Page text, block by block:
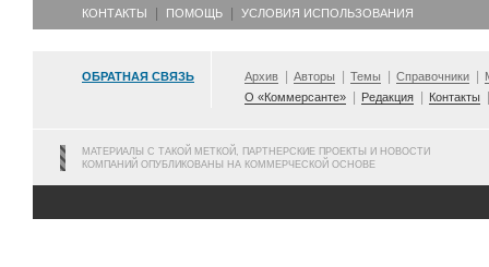
КОНТАКТЫ ПОМОЩЬ УСЛОВИЯ ИСПОЛЬЗОВАНИЯ
ОБРАТНАЯ СВЯЗЬ Архив Авторы Темы Справочники
О «Коммерсанте»
Редакция Контакты
МАТЕРИАЛЫ С ТАКОЙ МЕТКОЙ, ПАРТНЕРСКИЕ ПРОЕКТЫ И НОВОСТИ
КОМПАНИЙ ОПУБЛИКОВАНЫ НА КОММЕРЧЕСКОЙ ОСНОВЕ